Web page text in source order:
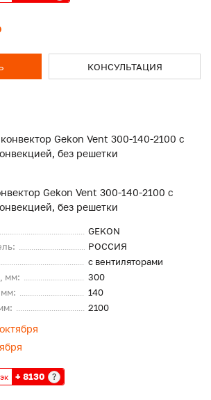
КОНСУЛЬТАЦИЯ
Gekon Vent 300-140-2100 с
без решетки
GEKON
РОССИЯ
с вентиляторами
мм:
300
мм:
140
2100
+ 8130 ?